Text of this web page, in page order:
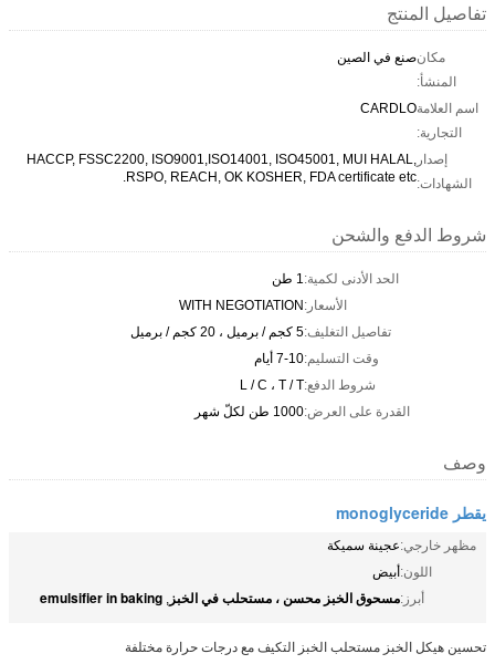
تفاصيل المنتج
مكان
المنشأ:
صنع في الصين
اسم العلامة
التجارية:
CARDLO
إصدار
الشهادات:
HACCP, FSSC2200, ISO9001,ISO14001, ISO45001, MUI HALAL,
RSPO, REACH, OK KOSHER, FDA certificate etc.
شروط الدفع والشحن
الحد الأدنى لكمية:1 طن
الأسعار:WITH NEGOTIATION
تفاصيل التغليف:5 كجم / برميل ، 20 كجم / برميل
وقت التسليم:7-10 أيام
شروط الدفع:L / C ، T / T
القدرة على العرض:1000 طن لكلّ شهر
وصف
يقطر monoglyceride
مظهر خارجي:عجينة سميكة
اللون:أبيض
أبرز:مسحوق الخبز محسن ، مستحلب في الخبز ,
emulsifier in baking
تحسين هيكل الخبز مستحلب الخبز التكيف مع درجات حرارة مختلفة